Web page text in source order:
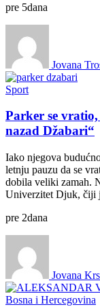
pre 5dana
Jovana
Sport
Parker se
nazad Džabari“
Iako njegova
letnju pauzu da se
dobila veliki zamah.
Univerzitet Djuk, čiji
pre 2dana
Jovana
Bosna i Hercegovina